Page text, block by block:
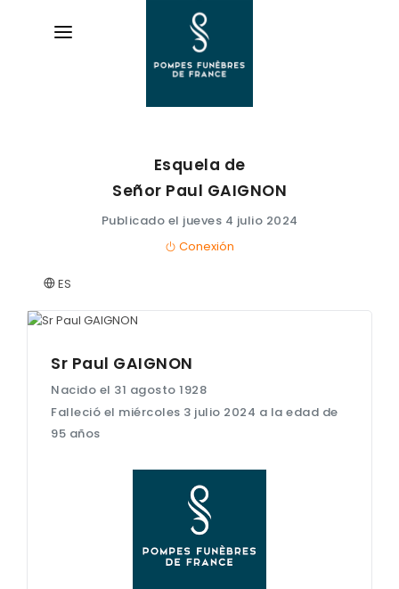
AVIS DE DÉCÈS
PRÉVOIR SES OBSÈQUES
Entretien de sépulture
Livraison de plaques
Nos capitons funéraires
Services aux familles
Esquela de
Señor Paul GAIGNON
Publicado el jueves 4 julio 2024
Conexión
ES
Sr Paul GAIGNON
Nacido el 31 agosto 1928
Falleció el miércoles 3 julio 2024 a la edad de
95 años